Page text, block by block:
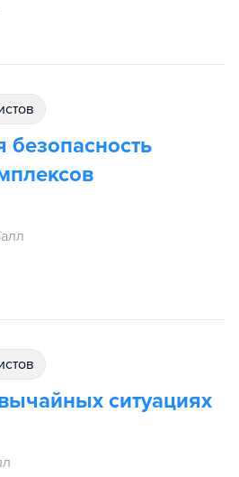
безопасность
ситуациях